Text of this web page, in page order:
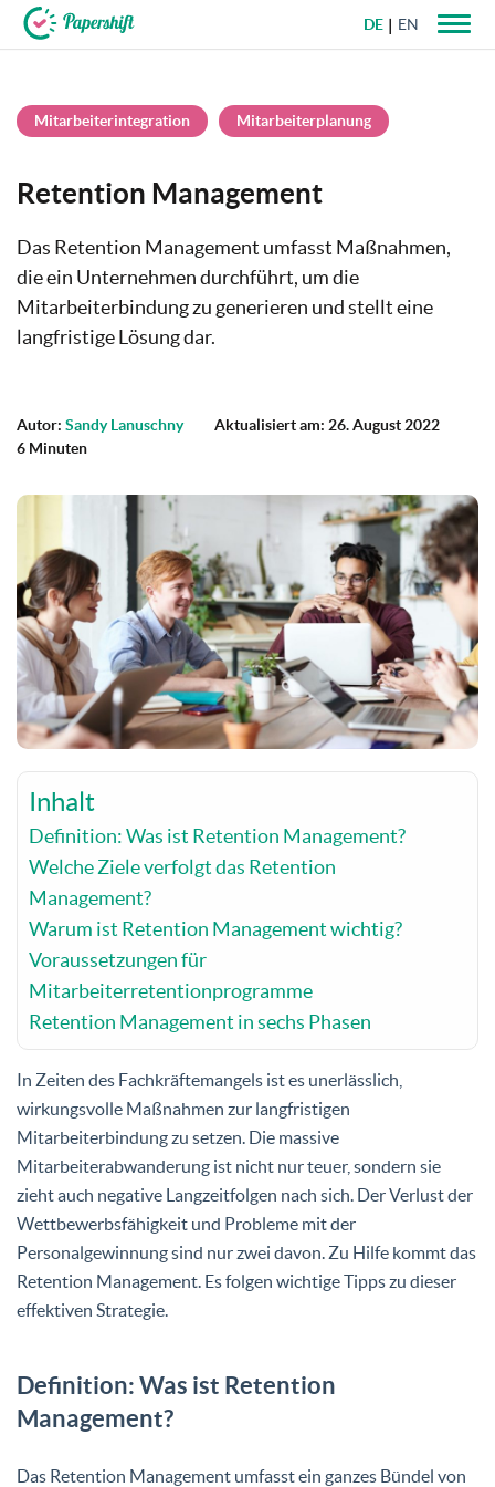
DE EN
Mitarbeiterintegration Mitarbeiterplanung
Retention Management
Das Retention Management umfasst Maßnahmen,
die ein Unternehmen durchführt, um die
Mitarbeiterbindung zu generieren und stellt eine
langfristige Lösung dar.
Autor: Sandy Lanuschny
Aktualisiert am: 26. August 2022
6 Minuten
Inhalt
Definition: Was ist Retention Management?
Welche Ziele verfolgt das Retention
Management?
Warum ist Retention Management wichtig?
Voraussetzungen für
Mitarbeiterretentionprogramme
Retention Management in sechs Phasen
In Zeiten des Fachkräftemangels ist es unerlässlich,
wirkungsvolle Maßnahmen zur langfristigen
Mitarbeiterbindung zu setzen. Die massive
Mitarbeiterabwanderung ist nicht nur teuer, sondern sie
zieht auch negative Langzeitfolgen nach sich. Der Verlust der
Wettbewerbsfähigkeit und Probleme mit der
Personalgewinnung sind nur zwei davon. Zu Hilfe kommt das
Retention Management. Es folgen wichtige Tipps zu dieser
effektiven Strategie.
Definition: Was ist Retention
Management?
Das Retention Management umfasst ein ganzes Bündel von